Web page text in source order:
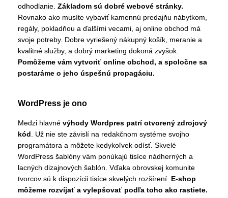
odhodlanie. Základom sú dobré webové stránky.
Rovnako ako musíte vybaviť kamennú predajňu nábytkom,
regály, pokladňou a ďalšími vecami, aj online obchod má
svoje potreby. Dobre vyriešený nákupný košík, meranie a
kvalitné služby, a dobrý marketing dokoná zvyšok.
Pomôžeme vám vytvoriť online obchod, a spoločne sa
postaráme o jeho úspešnú propagáciu.
WordPress je ono
Medzi hlavné výhody Wordpres patrí otvorený zdrojový
kód. Už nie ste závislí na redakčnom systéme svojho
programátora a môžete kedykoľvek odísť. Skvelé
WordPress šablóny vám ponúkajú tisíce nádherných a
lacných dizajnových šablón. Vďaka obrovskej komunite
tvorcov sú k dispozícii tisíce skvelých rozšírení. E-shop
môžeme rozvíjať a vylepšovať podľa toho ako rastiete.